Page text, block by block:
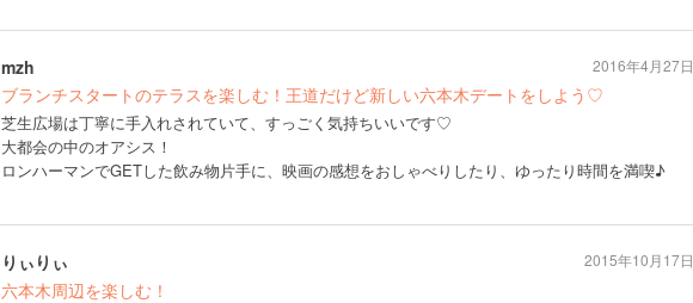
mzh
ブランチスタートのテラスを楽しむ！王道だけど新しい六本木デートをしよう♡
芝生広場は丁寧に手入れされていて、すっごく気持ちいいです♡
大都会の中のオアシス！
ロンハーマンでGETした飲み物片手に、映画の感想をおしゃべりしたり、ゆったり時間を満喫♪
2016年4月27日
りぃりぃ
六本木周辺を楽しむ！
2015年10月17日